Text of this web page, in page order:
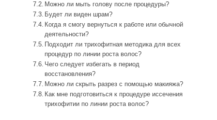
Можно ли мыть голову после процедуры?
Будет ли виден шрам?
Когда я смогу вернуться к работе или обычной
деятельности?
Подходит ли трихофитная методика для всех
процедур по линии роста волос?
Чего следует избегать в период
восстановления?
Можно ли скрыть разрез с помощью макияжа?
Как мне подготовиться к процедуре иссечения
трихофитии по линии роста волос?